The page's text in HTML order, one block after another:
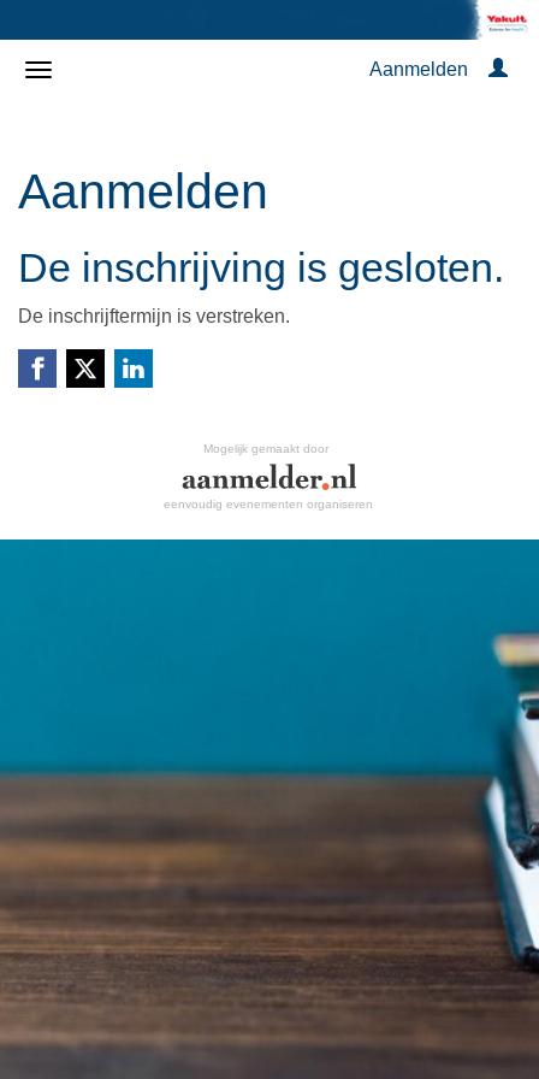
Aanmelden
Aanmelden
De inschrijving is gesloten.
De inschrijftermijn is verstreken.
Mogelijk gemaakt door
eenvoudig evenementen organiseren